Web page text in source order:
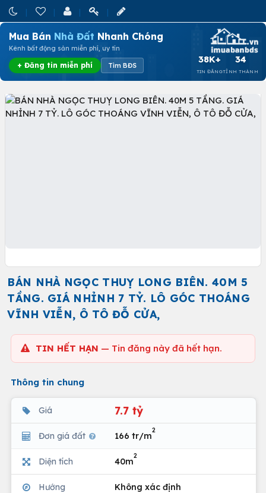
Mua Bán Nhà Đất Nhanh Chóng
Kênh bất động sản miễn phí, uy tín
+ Đăng tin miễn phí Tìm BĐS
38K+
TIN ĐĂNG
34
TỈNH THÀNH
BÁN NHÀ NGỌC THUỴ LONG BIÊN. 40M 5
TẦNG. GIÁ NHỈNH 7 TỶ. LÔ GÓC THOÁNG
VĨNH VIỄN, Ô TÔ ĐỖ CỬA,
TIN HẾT HẠN — Tin đăng này đã hết hạn.
Thông tin chung
Giá 7.7 tỷ
Đơn giá đất 166 tr/m
2
Diện tích 40m
2
Hướng Không xác định